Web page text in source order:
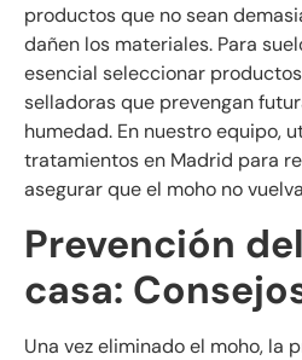
productos que no sean
dañen los materiales. Para
esencial seleccionar
selladoras que prevengan
humedad. En nuestro equipo,
tratamientos en Madrid para
asegurar que el moho no
Prevención
casa:
Una vez eliminado el moho, la